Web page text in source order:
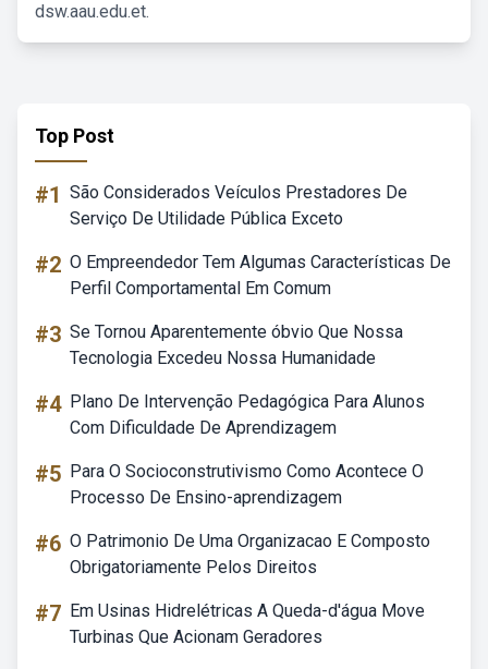
dsw.aau.edu.et.
Top Post
#1 São Considerados Veículos Prestadores De
Serviço De Utilidade Pública Exceto
#2 O Empreendedor Tem Algumas Características De
Perfil Comportamental Em Comum
#3 Se Tornou Aparentemente óbvio Que Nossa
Tecnologia Excedeu Nossa Humanidade
#4 Plano De Intervenção Pedagógica Para Alunos
Com Dificuldade De Aprendizagem
#5 Para O Socioconstrutivismo Como Acontece O
Processo De Ensino-aprendizagem
#6 O Patrimonio De Uma Organizacao E Composto
Obrigatoriamente Pelos Direitos
#7 Em Usinas Hidrelétricas A Queda-d'água Move
Turbinas Que Acionam Geradores